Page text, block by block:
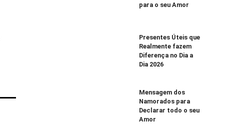
para o seu Amor
Presentes Úteis que
Realmente fazem
Diferença no Dia a
Dia 2026
Mensagem dos
Namorados para
Declarar todo o seu
Amor